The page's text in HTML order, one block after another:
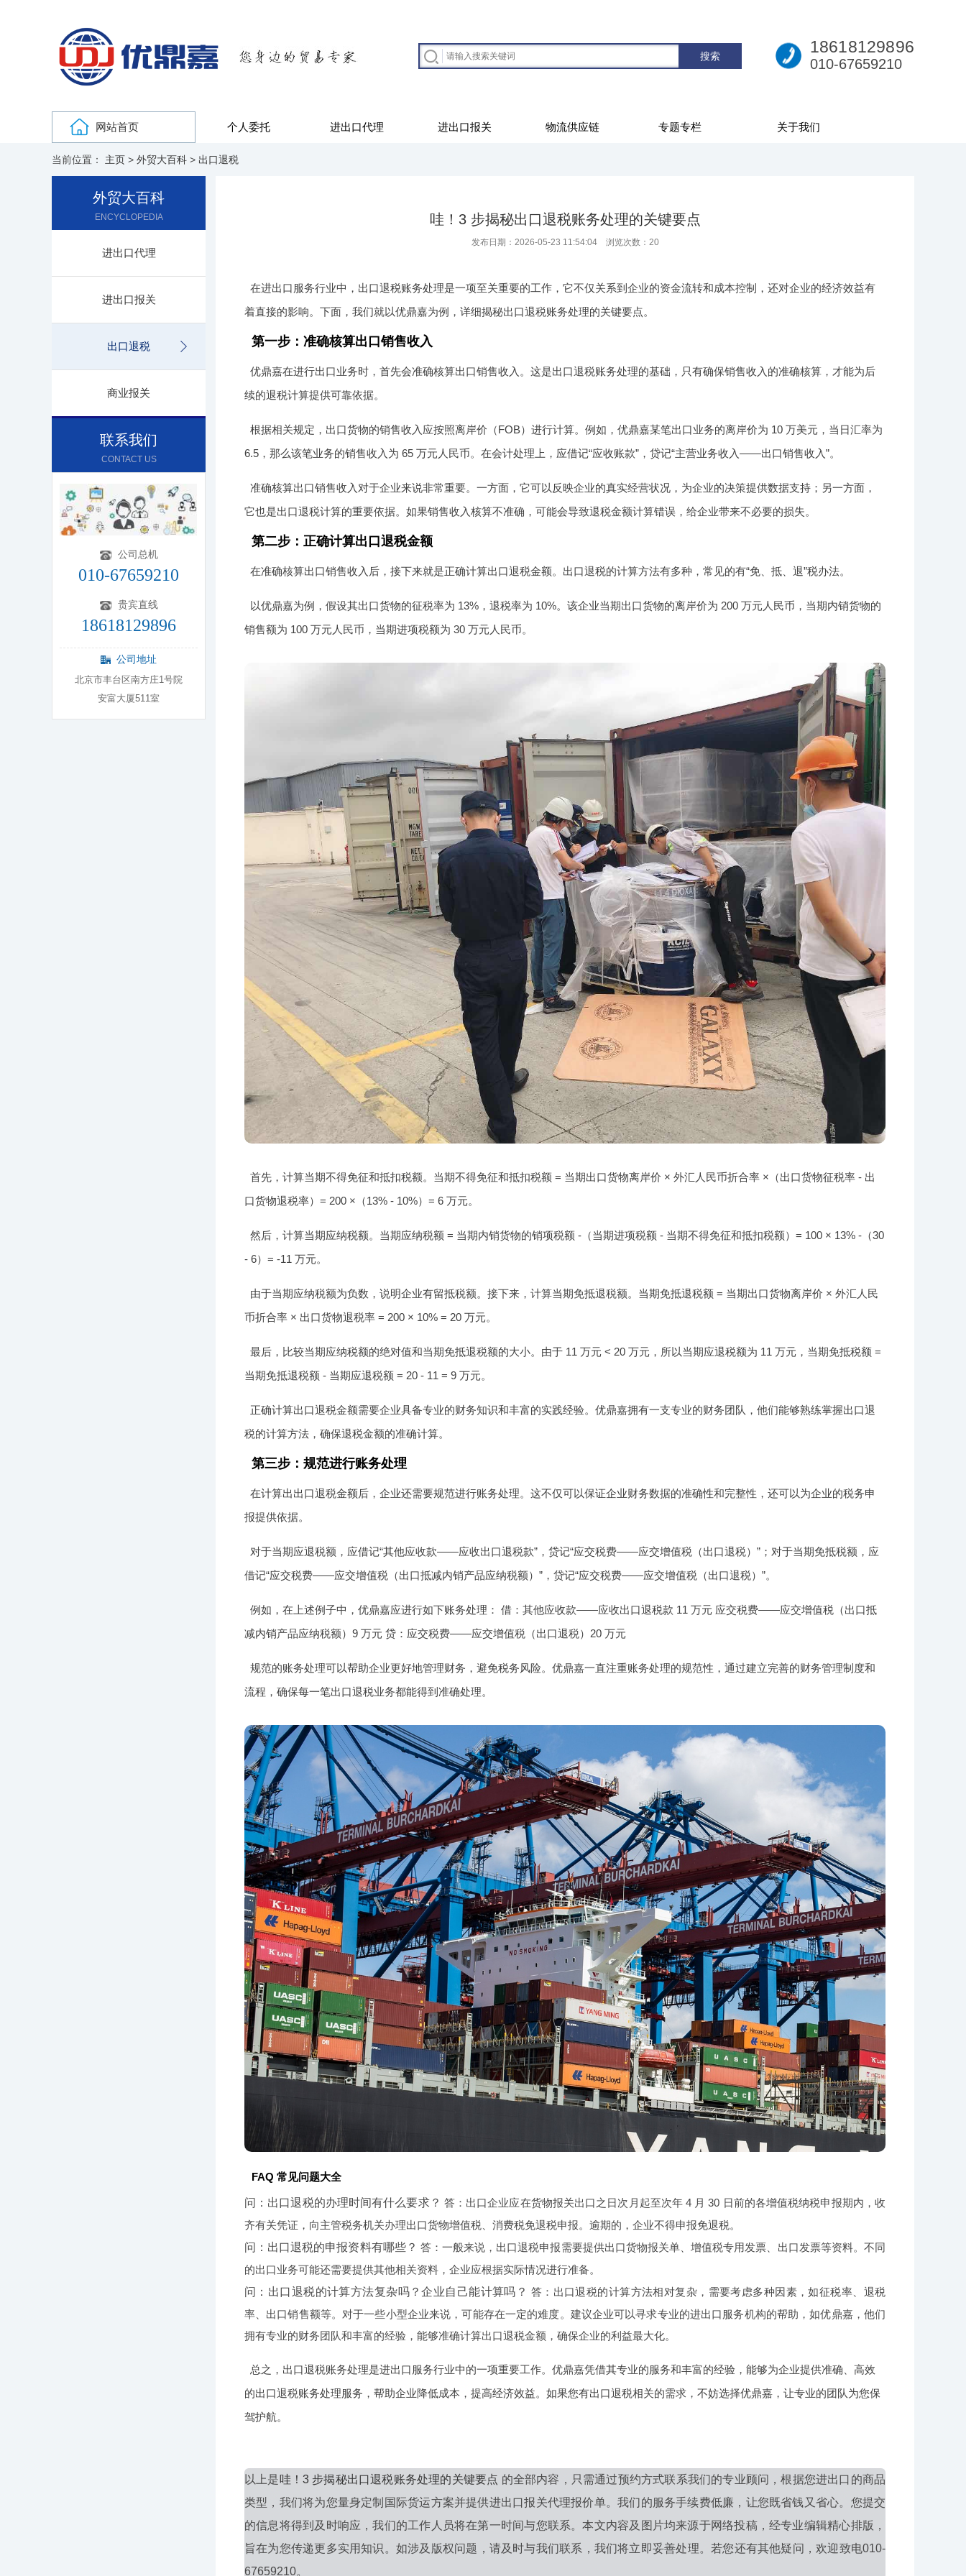
18618129896
010-67659210
网站首页 个人委托 进出口代理 进出口报关 物流供应链 专题专栏 关于我们
当前位置： 主页 > 外贸大百科 > 出口退税
外贸大百科
ENCYCLOPEDIA
进出口代理
进出口报关
出口退税
商业报关
联系我们
CONTACT US
公司总机
010-67659210
贵宾直线
18618129896
公司地址
北京市丰台区南方庄1号院
安富大厦511室
哇！3 步揭秘出口退税账务处理的关键要点
发布日期：2026-05-23 11:54:04 浏览次数： 20
在进出口服务行业中，出口退税账务处理是一项至关重要的工作，它不仅关系到企业的资金流转和成本控制，还对企业的经济效益有
着直接的影响。下面，我们就以优鼎嘉为例，详细揭秘出口退税账务处理的关键要点。
第一步：准确核算出口销售收入
优鼎嘉在进行出口业务时，首先会准确核算出口销售收入。这是出口退税账务处理的基础，只有确保销售收入的准确核算，才能为后
续的退税计算提供可靠依据。
根据相关规定，出口货物的销售收入应按照离岸价（FOB）进行计算。例如，优鼎嘉某笔出口业务的离岸价为 10 万美元，当日汇率为
6.5，那么该笔业务的销售收入为 65 万元人民币。在会计处理上，应借记“应收账款”，贷记“主营业务收入——出口销售收入”。
准确核算出口销售收入对于企业来说非常重要。一方面，它可以反映企业的真实经营状况，为企业的决策提供数据支持；另一方面，
它也是出口退税计算的重要依据。如果销售收入核算不准确，可能会导致退税金额计算错误，给企业带来不必要的损失。
第二步：正确计算出口退税金额
在准确核算出口销售收入后，接下来就是正确计算出口退税金额。出口退税的计算方法有多种，常见的有“免、抵、退”税办法。
以优鼎嘉为例，假设其出口货物的征税率为 13%，退税率为 10%。该企业当期出口货物的离岸价为 200 万元人民币，当期内销货物的
销售额为 100 万元人民币，当期进项税额为 30 万元人民币。
首先，计算当期不得免征和抵扣税额。当期不得免征和抵扣税额 = 当期出口货物离岸价 × 外汇人民币折合率 ×（出口货物征税率 - 出
口货物退税率）= 200 ×（13% - 10%）= 6 万元。
然后，计算当期应纳税额。当期应纳税额 = 当期内销货物的销项税额 -（当期进项税额 - 当期不得免征和抵扣税额）= 100 × 13% -（30
- 6）= -11 万元。
由于当期应纳税额为负数，说明企业有留抵税额。接下来，计算当期免抵退税额。当期免抵退税额 = 当期出口货物离岸价 × 外汇人民
币折合率 × 出口货物退税率 = 200 × 10% = 20 万元。
最后，比较当期应纳税额的绝对值和当期免抵退税额的大小。由于 11 万元 < 20 万元，所以当期应退税额为 11 万元，当期免抵税额 =
当期免抵退税额 - 当期应退税额 = 20 - 11 = 9 万元。
正确计算出口退税金额需要企业具备专业的财务知识和丰富的实践经验。优鼎嘉拥有一支专业的财务团队，他们能够熟练掌握出口退
税的计算方法，确保退税金额的准确计算。
第三步：规范进行账务处理
在计算出出口退税金额后，企业还需要规范进行账务处理。这不仅可以保证企业财务数据的准确性和完整性，还可以为企业的税务申
报提供依据。
对于当期应退税额，应借记“其他应收款——应收出口退税款”，贷记“应交税费——应交增值税（出口退税）”；对于当期免抵税额，应
借记“应交税费——应交增值税（出口抵减内销产品应纳税额）”，贷记“应交税费——应交增值税（出口退税）”。
例如，在上述例子中，优鼎嘉应进行如下账务处理： 借：其他应收款——应收出口退税款 11 万元 应交税费——应交增值税（出口抵
减内销产品应纳税额）9 万元 贷：应交税费——应交增值税（出口退税）20 万元
规范的账务处理可以帮助企业更好地管理财务，避免税务风险。优鼎嘉一直注重账务处理的规范性，通过建立完善的财务管理制度和
流程，确保每一笔出口退税业务都能得到准确处理。
FAQ 常见问题大全
问：出口退税的办理时间有什么要求？ 答：出口企业应在货物报关出口之日次月起至次年 4 月 30 日前的各增值税纳税申报期内，收
齐有关凭证，向主管税务机关办理出口货物增值税、消费税免退税申报。逾期的，企业不得申报免退税。
问：出口退税的申报资料有哪些？ 答：一般来说，出口退税申报需要提供出口货物报关单、增值税专用发票、出口发票等资料。不同
的出口业务可能还需要提供其他相关资料，企业应根据实际情况进行准备。
问：出口退税的计算方法复杂吗？企业自己能计算吗？ 答：出口退税的计算方法相对复杂，需要考虑多种因素，如征税率、退税
率、出口销售额等。对于一些小型企业来说，可能存在一定的难度。建议企业可以寻求专业的进出口服务机构的帮助，如优鼎嘉，他们
拥有专业的财务团队和丰富的经验，能够准确计算出口退税金额，确保企业的利益最大化。
总之，出口退税账务处理是进出口服务行业中的一项重要工作。优鼎嘉凭借其专业的服务和丰富的经验，能够为企业提供准确、高效
的出口退税账务处理服务，帮助企业降低成本，提高经济效益。如果您有出口退税相关的需求，不妨选择优鼎嘉，让专业的团队为您保
驾护航。
以上是哇！3 步揭秘出口退税账务处理的关键要点 的全部内容，只需通过预约方式联系我们的专业顾问，根据您进出口的商品
类型，我们将为您量身定制国际货运方案并提供进出口报关代理报价单。我们的服务手续费低廉，让您既省钱又省心。您提交
的信息将得到及时响应，我们的工作人员将在第一时间与您联系。本文内容及图片均来源于网络投稿，经专业编辑精心排版，
旨在为您传递更多实用知识。如涉及版权问题，请及时与我们联系，我们将立即妥善处理。若您还有其他疑问，欢迎致电010-
67659210。